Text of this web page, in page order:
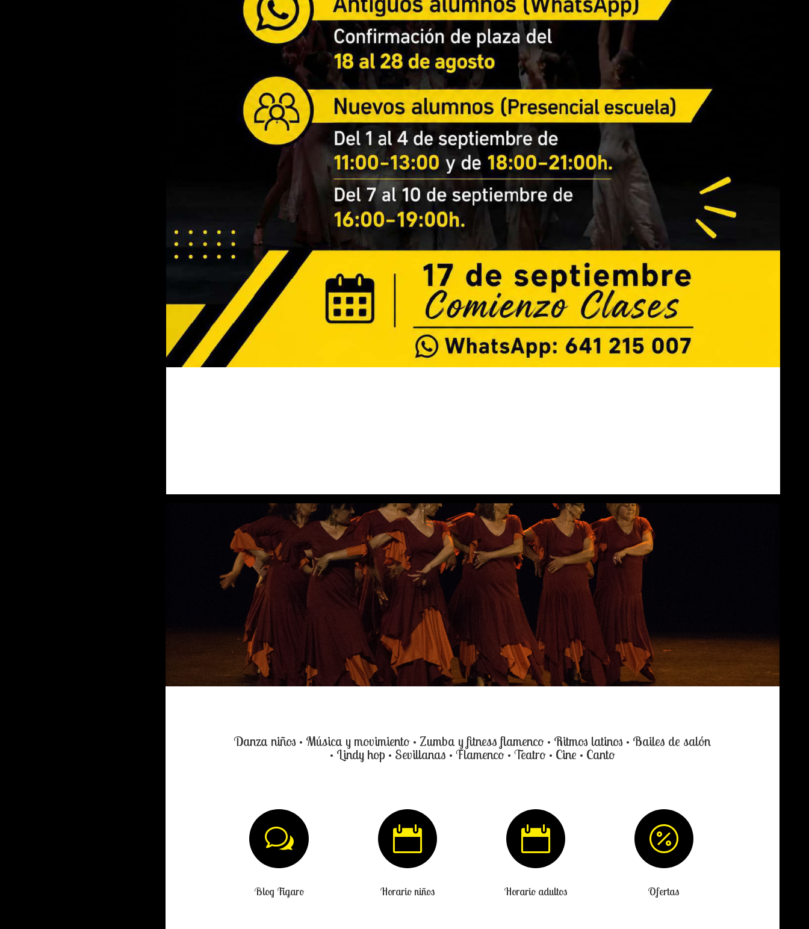
Danza niños • Música y movimiento • Zumba y fitness flamenco • Ritmos latinos • Bailes de salón
• Lindy hop • Sevillanas • Flamenco • Teatro • Cine • Canto
w
Blog Figaro

Horario niños

Horario adultos

Ofertas